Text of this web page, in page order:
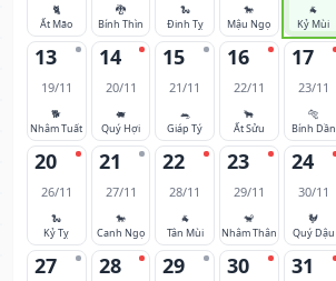
🐈
Ất Mão
🐉
Bính Thìn
🐍
Đinh Tỵ
🐎
Mậu Ngọ
🐐
Kỷ Mùi
13
19/11
🐕
Nhâm Tuất
14
20/11
🐖
Quý Hợi
15
21/11
🐀
Giáp Tý
16
22/11
🐂
Ất Sửu
17
23/11
🐅
Bính Dần
20
26/11
🐍
Kỷ Tỵ
21
27/11
🐎
Canh Ngọ
22
28/11
🐐
Tân Mùi
23
29/11
🐒
Nhâm Thân
24
30/11
🐓
Quý Dậu
27 28 29 30 31